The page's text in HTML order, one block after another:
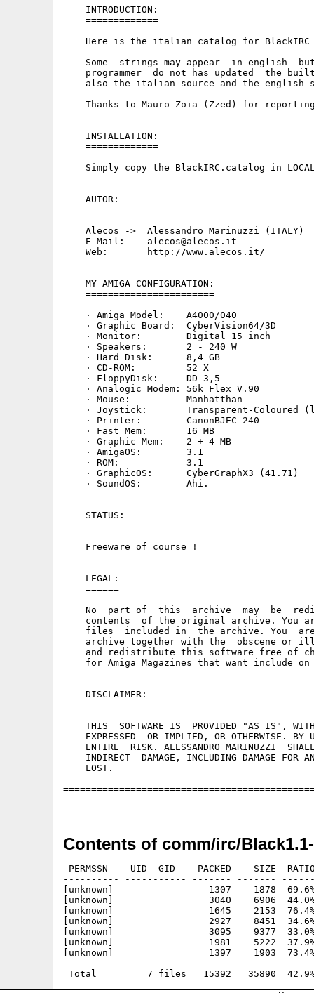
    INTRODUCTION:
    =============
Here is the italian catalog for
Some  strings may appear  in english
programmer  do not has updated  the
also the italian source and the english
Thanks to Mauro Zoia (Zzed) for
    INSTALLATION:
    =============
Simply copy the BlackIRC.catalog in
    AUTOR:
    ======
    Alecos ->  Alessandro Marinuzzi (ITALY)
    E-Mail:    alecos@alecos.it
    Web:       http://www.alecos.it/
    MY AMIGA CONFIGURATION:
    =======================
    · Amiga Model:    A4000/040
    · Graphic Board:  CyberVision64/3D
    · Monitor:        Digital 15 inch
    · Speakers:       2 - 240 W
    · Hard Disk:      8,4 GB
    · CD-ROM:         52 X
    · FloppyDisk:     DD 3,5
    · Analogic Modem: 56k Flex V.90
    · Mouse:          Manhatthan
· Joystick:       Transparent-Coloured
    · Printer:        CanonBJEC 240
    · Fast Mem:       16 MB
    · Graphic Mem:    2 + 4 MB
    · AmigaOS:        3.1
    · ROM:            3.1
    · GraphicOS:      CyberGraphX3 (41.71)
    · SoundOS:        Ahi.
    STATUS:
    =======
    Freeware of course !
    LEGAL:
    ======
No  part of  this  archive  may  be
contents  of the original archive. You
files  included in  the archive. You
archive together with the  obscene or
and redistribute this software free of
for Amiga Magazines that want include
    DISCLAIMER:
    ===========
THIS  SOFTWARE IS  PROVIDED "AS IS",
EXPRESSED  OR IMPLIED, OR OTHERWISE. BY
ENTIRE  RISK. ALESSANDRO MARINUZZI
INDIRECT  DAMAGE, INCLUDING DAMAGE FOR
    LOST.
Contents of comm/irc/
PERMSSN    UID  GID    PACKED    SIZE
---------- ----------- ------- -------
[unknown]                 1307    1878  69.6%
[unknown]                 3040    6906  44.0% -
[unknown]                 1645    2153  76.4%
[unknown]                 2927    8451  34.6% -
[unknown]                 3095    9377  33.0% -
[unknown]                 1981    5222  37.9% -
[unknown]                 1397    1903  73.4% -
---------- ----------- ------- -------